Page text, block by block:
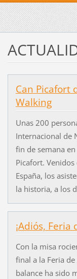
Can Picafort
Walking
Unas 200
Internacional de
fin de semana
Picafort.
España, los
la historia, a los
¡Adiós, Feria
Con la misa
final a la Feria
balance ha sido